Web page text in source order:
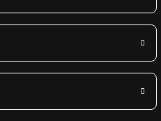
PVC ROMA KENAR
1.839,36TL